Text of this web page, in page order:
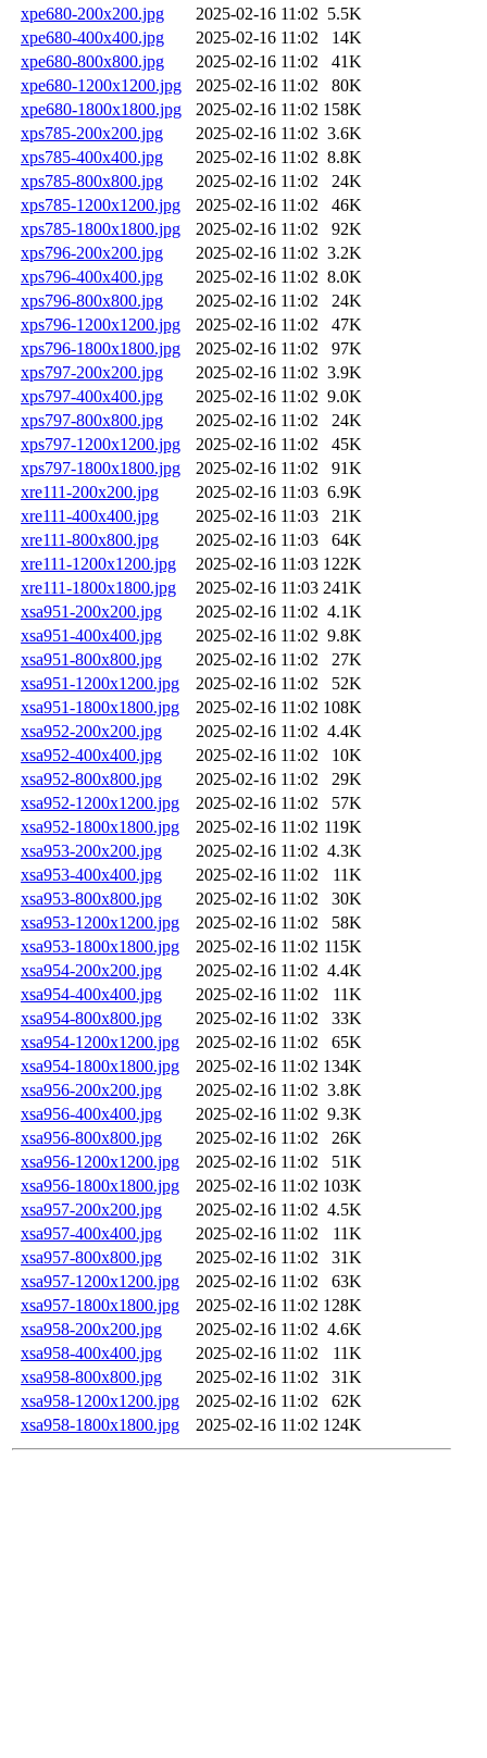
xpe680-200x200.jpg
2025-02-16 11:02 5.5K
xpe680-400x400.jpg
2025-02-16 11:02
14K
xpe680-800x800.jpg
2025-02-16 11:02
41K
xpe680-1200x1200.jpg
2025-02-16 11:02
80K
xpe680-1800x1800.jpg
2025-02-16 11:02 158K
xps785-200x200.jpg
2025-02-16 11:02 3.6K
xps785-400x400.jpg
2025-02-16 11:02 8.8K
xps785-800x800.jpg
2025-02-16 11:02
24K
xps785-1200x1200.jpg
2025-02-16 11:02
46K
xps785-1800x1800.jpg
2025-02-16 11:02
92K
xps796-200x200.jpg
2025-02-16 11:02 3.2K
xps796-400x400.jpg
2025-02-16 11:02 8.0K
xps796-800x800.jpg
2025-02-16 11:02
24K
xps796-1200x1200.jpg
2025-02-16 11:02
47K
xps796-1800x1800.jpg
2025-02-16 11:02
97K
xps797-200x200.jpg
2025-02-16 11:02 3.9K
xps797-400x400.jpg
2025-02-16 11:02 9.0K
xps797-800x800.jpg
2025-02-16 11:02
24K
xps797-1200x1200.jpg
2025-02-16 11:02
45K
xps797-1800x1800.jpg
2025-02-16 11:02
91K
xre111-200x200.jpg
2025-02-16 11:03 6.9K
xre111-400x400.jpg
2025-02-16 11:03
21K
xre111-800x800.jpg
2025-02-16 11:03
64K
xre111-1200x1200.jpg
2025-02-16 11:03 122K
xre111-1800x1800.jpg
2025-02-16 11:03 241K
xsa951-200x200.jpg
2025-02-16 11:02 4.1K
xsa951-400x400.jpg
2025-02-16 11:02 9.8K
xsa951-800x800.jpg
2025-02-16 11:02
27K
xsa951-1200x1200.jpg
2025-02-16 11:02
52K
xsa951-1800x1800.jpg
2025-02-16 11:02 108K
xsa952-200x200.jpg
2025-02-16 11:02 4.4K
xsa952-400x400.jpg
2025-02-16 11:02
10K
xsa952-800x800.jpg
2025-02-16 11:02
29K
xsa952-1200x1200.jpg
2025-02-16 11:02
57K
xsa952-1800x1800.jpg
2025-02-16 11:02 119K
xsa953-200x200.jpg
2025-02-16 11:02 4.3K
xsa953-400x400.jpg
2025-02-16 11:02
11K
xsa953-800x800.jpg
2025-02-16 11:02
30K
xsa953-1200x1200.jpg
2025-02-16 11:02
58K
xsa953-1800x1800.jpg
2025-02-16 11:02 115K
xsa954-200x200.jpg
2025-02-16 11:02 4.4K
xsa954-400x400.jpg
2025-02-16 11:02
11K
xsa954-800x800.jpg
2025-02-16 11:02
33K
xsa954-1200x1200.jpg
2025-02-16 11:02
65K
xsa954-1800x1800.jpg
2025-02-16 11:02 134K
xsa956-200x200.jpg
2025-02-16 11:02 3.8K
xsa956-400x400.jpg
2025-02-16 11:02 9.3K
xsa956-800x800.jpg
2025-02-16 11:02
26K
xsa956-1200x1200.jpg
2025-02-16 11:02
51K
xsa956-1800x1800.jpg
2025-02-16 11:02 103K
xsa957-200x200.jpg
2025-02-16 11:02 4.5K
xsa957-400x400.jpg
2025-02-16 11:02
11K
xsa957-800x800.jpg
2025-02-16 11:02
31K
xsa957-1200x1200.jpg
2025-02-16 11:02
63K
xsa957-1800x1800.jpg
2025-02-16 11:02 128K
xsa958-200x200.jpg
2025-02-16 11:02 4.6K
xsa958-400x400.jpg
2025-02-16 11:02
11K
xsa958-800x800.jpg
2025-02-16 11:02
31K
xsa958-1200x1200.jpg
2025-02-16 11:02
62K
xsa958-1800x1800.jpg
2025-02-16 11:02 124K